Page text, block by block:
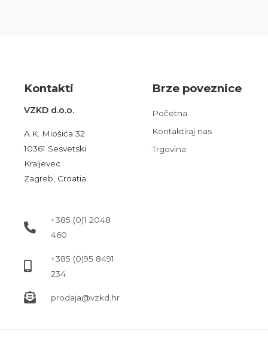
Kontakti
VZKD d.o.o.
A.K. Miošića 32
10361 Sesvetski
Kraljevec
Zagreb, Croatia
+385 (0)1 2048
460
+385 (0)95 8491
234
prodaja@vzkd.hr
Brze poveznice
Početna
Kontaktiraj nas
Trgovina